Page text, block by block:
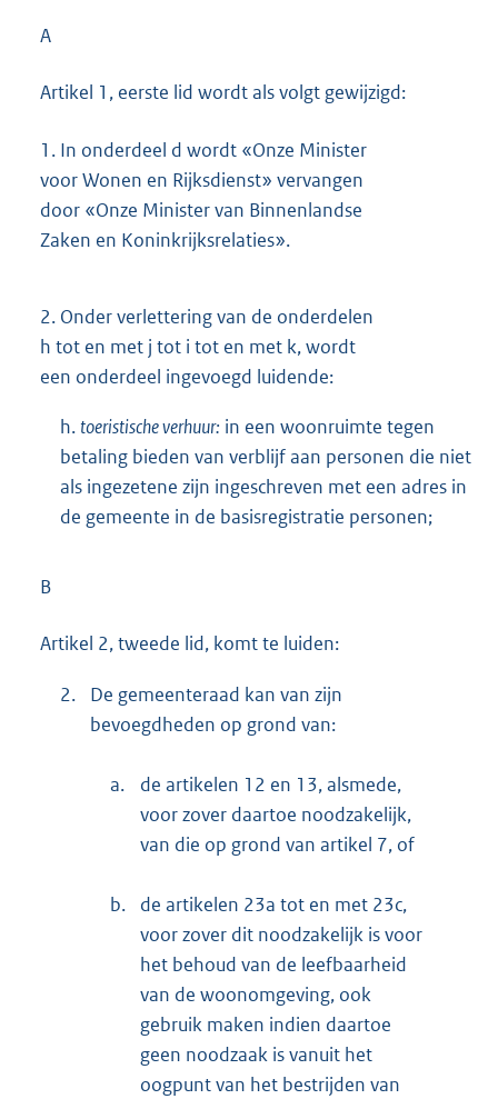
A
Artikel 1, eerste lid wordt als volgt gewijzigd:
1. In onderdeel d wordt «Onze Minister
voor Wonen en Rijksdienst» vervangen
door «Onze Minister van Binnenlandse
Zaken en Koninkrijksrelaties».
2. Onder verlettering van de onderdelen
h tot en met j tot i tot en met k, wordt
een onderdeel ingevoegd luidende:
h.toeristische verhuur: in een woonruimte tegen
betaling bieden van verblijf aan personen die niet
als ingezetene zijn ingeschreven met een adres in
de gemeente in de basisregistratie personen;
B
Artikel 2, tweede lid, komt te luiden:
2.
De gemeenteraad kan van zijn
bevoegdheden op grond van:
a.
de artikelen 12 en 13, alsmede,
voor zover daartoe noodzakelijk,
van die op grond van artikel 7, of
b.
de artikelen 23a tot en met 23c,
voor zover dit noodzakelijk is voor
het behoud van de leefbaarheid
van de woonomgeving, ook
gebruik maken indien daartoe
geen noodzaak is vanuit het
oogpunt van het bestrijden van